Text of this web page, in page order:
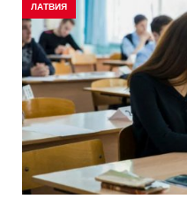
ЛАТВИЯ